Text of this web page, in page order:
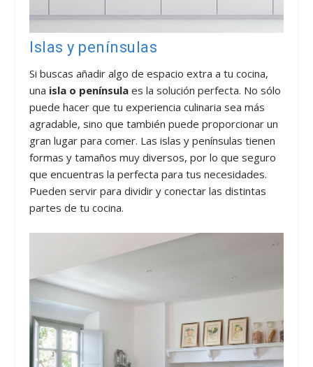
Islas y penínsulas
Si buscas añadir algo de espacio extra a tu cocina,
una isla o península es la solución perfecta. No sólo
puede hacer que tu experiencia culinaria sea más
agradable, sino que también puede proporcionar un
gran lugar para comer. Las islas y penínsulas tienen
formas y tamaños muy diversos, por lo que seguro
que encuentras la perfecta para tus necesidades.
Pueden servir para dividir y conectar las distintas
partes de tu cocina.